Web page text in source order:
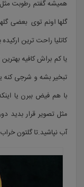
همیشه گفتم رطوبت
گلها اونم توی بعضی
یا کم براش کافیه
تبخیر بشه و شرجی کنه
با هم فیض ببرن یا
مثل تصویر قرار بدید
آب نپاشید.تا گلتون